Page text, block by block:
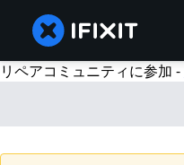
リペアコミュニティに参加 -